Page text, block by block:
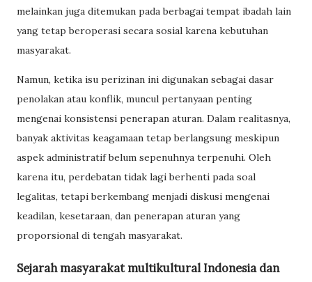
melainkan juga ditemukan pada berbagai tempat ibadah lain
yang tetap beroperasi secara sosial karena kebutuhan
masyarakat.
Namun, ketika isu perizinan ini digunakan sebagai dasar
penolakan atau konflik, muncul pertanyaan penting
mengenai konsistensi penerapan aturan. Dalam realitasnya,
banyak aktivitas keagamaan tetap berlangsung meskipun
aspek administratif belum sepenuhnya terpenuhi. Oleh
karena itu, perdebatan tidak lagi berhenti pada soal
legalitas, tetapi berkembang menjadi diskusi mengenai
keadilan, kesetaraan, dan penerapan aturan yang
proporsional di tengah masyarakat.
Sejarah masyarakat multikultural Indonesia dan